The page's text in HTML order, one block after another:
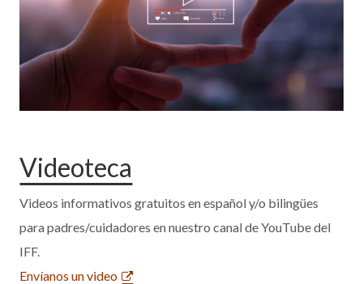
Videoteca
Videos informativos gratuitos en español y/o bilingües
para padres/cuidadores en nuestro canal de YouTube del
IFF.
Envíanos un video